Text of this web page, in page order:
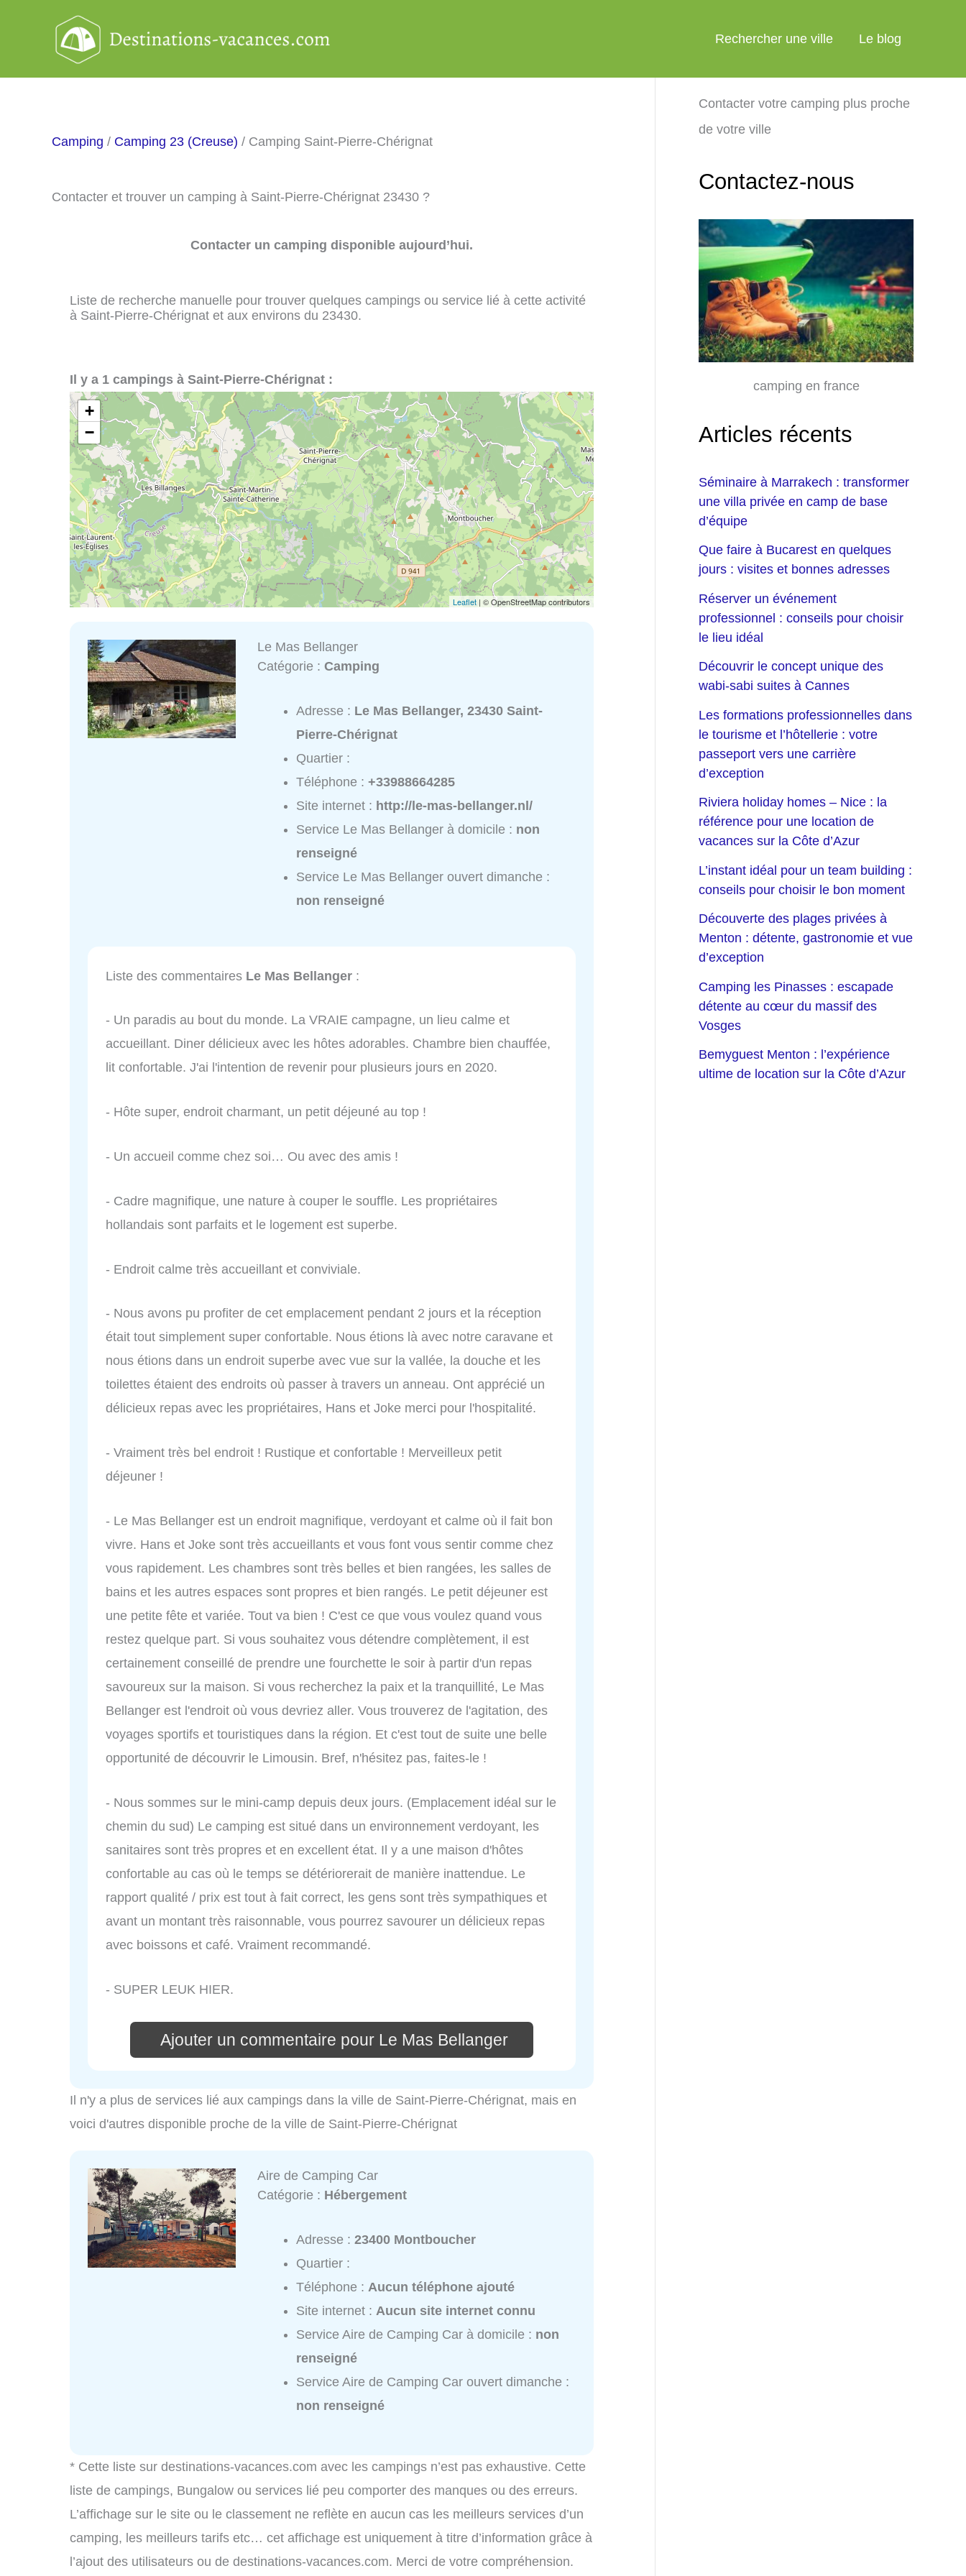
Rechercher une ville Le blog
Camping / Camping 23 (Creuse) / Camping Saint-Pierre-Chérignat
Contacter et trouver un camping à Saint-Pierre-Chérignat 23430 ?
Contacter un camping disponible aujourd’hui.
Liste de recherche manuelle pour trouver quelques campings ou service lié à cette activité
à Saint-Pierre-Chérignat et aux environs du 23430.
Il y a 1 campings à Saint-Pierre-Chérignat :
+
−
Leaflet | © OpenStreetMap contributors
Le Mas Bellanger
Catégorie :Camping
Adresse : Le Mas Bellanger, 23430 Saint-
Pierre-Chérignat
Quartier :
Téléphone :+33988664285
Site internet : http://le-mas-bellanger.nl/
Service Le Mas Bellanger à domicile : non
renseigné
Service Le Mas Bellanger ouvert dimanche :
non renseigné
Liste des commentaires Le Mas Bellanger :
- Un paradis au bout du monde. La VRAIE campagne, un lieu calme et
accueillant. Diner délicieux avec les hôtes adorables. Chambre bien chauffée,
lit confortable. J'ai l'intention de revenir pour plusieurs jours en 2020.
- Hôte super, endroit charmant, un petit déjeuné au top !
- Un accueil comme chez soi… Ou avec des amis !
- Cadre magnifique, une nature à couper le souffle. Les propriétaires
hollandais sont parfaits et le logement est superbe.
- Endroit calme très accueillant et conviviale.
- Nous avons pu profiter de cet emplacement pendant 2 jours et la réception
était tout simplement super confortable. Nous étions là avec notre caravane et
nous étions dans un endroit superbe avec vue sur la vallée, la douche et les
toilettes étaient des endroits où passer à travers un anneau. Ont apprécié un
délicieux repas avec les propriétaires, Hans et Joke merci pour l'hospitalité.
- Vraiment très bel endroit ! Rustique et confortable ! Merveilleux petit
déjeuner !
- Le Mas Bellanger est un endroit magnifique, verdoyant et calme où il fait bon
vivre. Hans et Joke sont très accueillants et vous font vous sentir comme chez
vous rapidement. Les chambres sont très belles et bien rangées, les salles de
bains et les autres espaces sont propres et bien rangés. Le petit déjeuner est
une petite fête et variée. Tout va bien ! C'est ce que vous voulez quand vous
restez quelque part. Si vous souhaitez vous détendre complètement, il est
certainement conseillé de prendre une fourchette le soir à partir d'un repas
savoureux sur la maison. Si vous recherchez la paix et la tranquillité, Le Mas
Bellanger est l'endroit où vous devriez aller. Vous trouverez de l'agitation, des
voyages sportifs et touristiques dans la région. Et c'est tout de suite une belle
opportunité de découvrir le Limousin. Bref, n'hésitez pas, faites-le !
- Nous sommes sur le mini-camp depuis deux jours. (Emplacement idéal sur le
chemin du sud) Le camping est situé dans un environnement verdoyant, les
sanitaires sont très propres et en excellent état. Il y a une maison d'hôtes
confortable au cas où le temps se détériorerait de manière inattendue. Le
rapport qualité / prix est tout à fait correct, les gens sont très sympathiques et
avant un montant très raisonnable, vous pourrez savourer un délicieux repas
avec boissons et café. Vraiment recommandé.
- SUPER LEUK HIER.
Ajouter un commentaire pour Le Mas Bellanger
Il n'y a plus de services lié aux campings dans la ville de Saint-Pierre-Chérignat, mais en
voici d'autres disponible proche de la ville de Saint-Pierre-Chérignat
Aire de Camping Car
Catégorie : Hébergement
Adresse :23400 Montboucher
Quartier :
Téléphone : Aucun téléphone ajouté
Site internet : Aucun site internet connu
Service Aire de Camping Car à domicile : non
renseigné
Service Aire de Camping Car ouvert dimanche :
non renseigné
* Cette liste sur destinations-vacances.com avec les campings n’est pas exhaustive. Cette
liste de campings, Bungalow ou services lié peu comporter des manques ou des erreurs.
L’affichage sur le site ou le classement ne reflète en aucun cas les meilleurs services d’un
camping, les meilleurs tarifs etc… cet affichage est uniquement à titre d’information grâce à
l’ajout des utilisateurs ou de destinations-vacances.com. Merci de votre compréhension.
Contacter votre camping plus proche
de votre ville
Contactez-nous
camping en france
Articles récents
Séminaire à Marrakech : transformer
une villa privée en camp de base
d’équipe
Que faire à Bucarest en quelques
jours : visites et bonnes adresses
Réserver un événement
professionnel : conseils pour choisir
le lieu idéal
Découvrir le concept unique des
wabi-sabi suites à Cannes
Les formations professionnelles dans
le tourisme et l’hôtellerie : votre
passeport vers une carrière
d’exception
Riviera holiday homes – Nice : la
référence pour une location de
vacances sur la Côte d’Azur
L’instant idéal pour un team building :
conseils pour choisir le bon moment
Découverte des plages privées à
Menton : détente, gastronomie et vue
d’exception
Camping les Pinasses : escapade
détente au cœur du massif des
Vosges
Bemyguest Menton : l’expérience
ultime de location sur la Côte d’Azur